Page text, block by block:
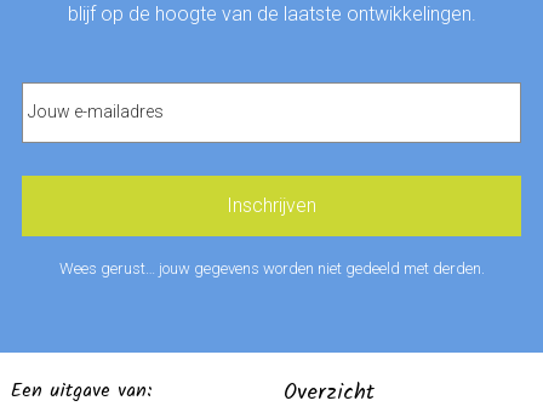
blijf op de hoogte van de laatste ontwikkelingen.
Wees gerust… jouw gegevens worden niet gedeeld met derden.
Een uitgave van: Overzicht